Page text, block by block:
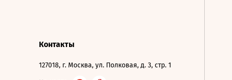
Контакты
127018, г. Москва, ул. Полковая, д. 3, стр. 1